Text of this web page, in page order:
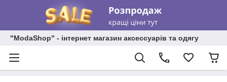
"ModaShop" - інтернет магазин аксессуарів та одягу